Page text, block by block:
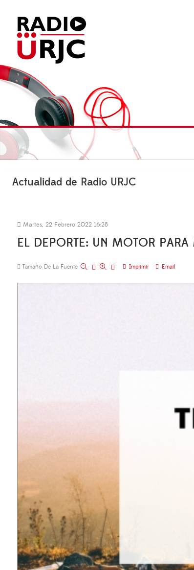
Actualidad de Radio URJC
Martes, 22 Febrero 2022 16:28
EL DEPORTE: UN MOTOR
Tamaño De La Fuente Imprimir Email